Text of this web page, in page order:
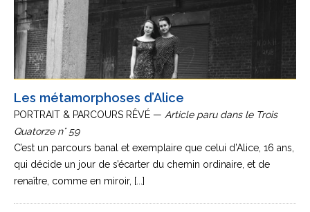
Les métamorphoses d’Alice
PORTRAIT & PARCOURS RÊVÉ — Article paru dans le Trois
Quatorze n° 59
C’est un parcours banal et exemplaire que celui d’Alice, 16 ans,
qui décide un jour de s’écarter du chemin ordinaire, et de
renaître, comme en miroir, [...]